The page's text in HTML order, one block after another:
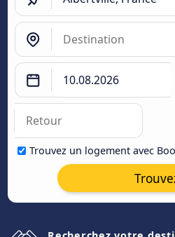
Trouvez un logement avec